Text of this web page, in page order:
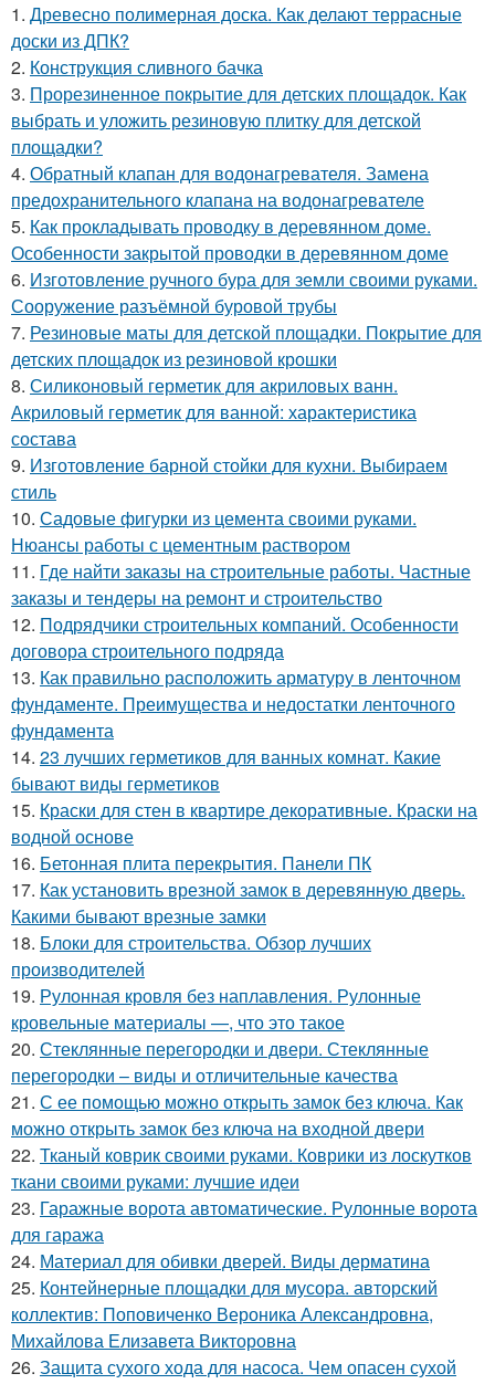
1. Древесно полимерная доска. Как делают террасные
доски из ДПК?
2. Конструкция сливного бачка
3. Прорезиненное покрытие для детских площадок. Как
выбрать и уложить резиновую плитку для детской
площадки?
4. Обратный клапан для водонагревателя. Замена
предохранительного клапана на водонагревателе
5. Как прокладывать проводку в деревянном доме.
Особенности закрытой проводки в деревянном доме
6. Изготовление ручного бура для земли своими руками.
Сооружение разъёмной буровой трубы
7. Резиновые маты для детской площадки. Покрытие для
детских площадок из резиновой крошки
8. Силиконовый герметик для акриловых ванн.
Акриловый герметик для ванной: характеристика
состава
9. Изготовление барной стойки для кухни. Выбираем
стиль
10. Садовые фигурки из цемента своими руками.
Нюансы работы с цементным раствором
11. Где найти заказы на строительные работы. Частные
заказы и тендеры на ремонт и строительство
12. Подрядчики строительных компаний. Особенности
договора строительного подряда
13. Как правильно расположить арматуру в ленточном
фундаменте. Преимущества и недостатки ленточного
фундамента
14. 23 лучших герметиков для ванных комнат. Какие
бывают виды герметиков
15. Краски для стен в квартире декоративные. Краски на
водной основе
16. Бетонная плита перекрытия. Панели ПК
17. Как установить врезной замок в деревянную дверь.
Какими бывают врезные замки
18. Блоки для строительства. Обзор лучших
производителей
19. Рулонная кровля без наплавления. Рулонные
кровельные материалы —, что это такое
20. Стеклянные перегородки и двери. Стеклянные
перегородки – виды и отличительные качества
21. С ее помощью можно открыть замок без ключа. Как
можно открыть замок без ключа на входной двери
22. Тканый коврик своими руками. Коврики из лоскутков
ткани своими руками: лучшие идеи
23. Гаражные ворота автоматические. Рулонные ворота
для гаража
24. Материал для обивки дверей. Виды дерматина
25. Контейнерные площадки для мусора. авторский
коллектив: Поповиченко Вероника Александровна,
Михайлова Елизавета Викторовна
26. Защита сухого хода для насоса. Чем опасен сухой